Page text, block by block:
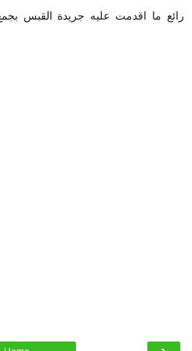
رائع ما اقدمت عليه جريدة القبس